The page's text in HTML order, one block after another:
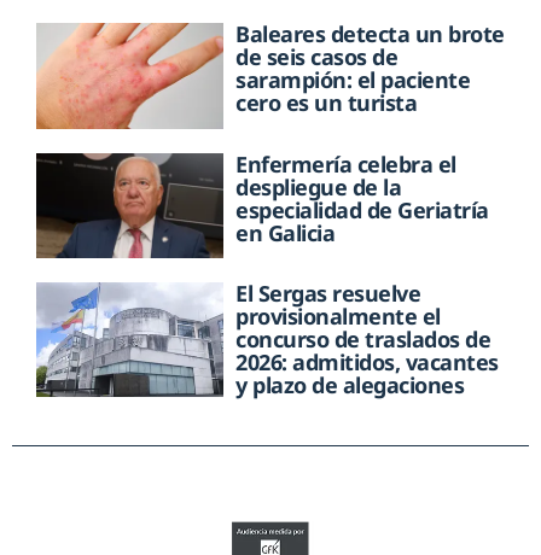
Baleares detecta un brote
de seis casos de
sarampión: el paciente
cero es un turista
Enfermería celebra el
despliegue de la
especialidad de Geriatría
en Galicia
El Sergas resuelve
provisionalmente el
concurso de traslados de
2026: admitidos, vacantes
y plazo de alegaciones